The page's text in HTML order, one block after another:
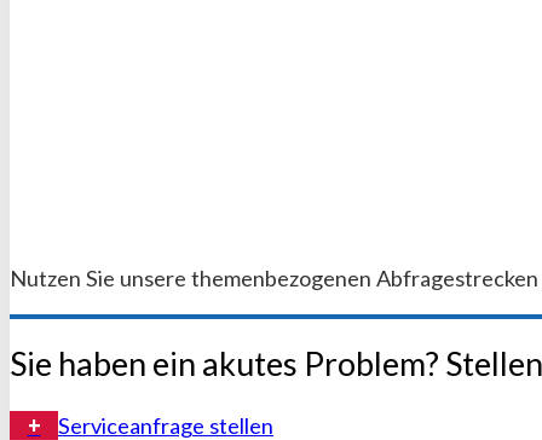
Nutzen Sie unsere themenbezogenen
Sie haben ein akutes Problem?
Serviceanfrage stellen